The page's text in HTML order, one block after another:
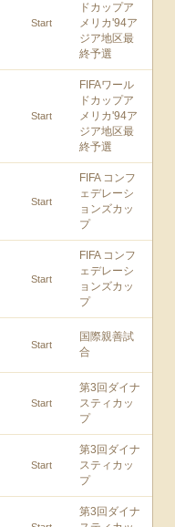
Start
ドカップア
メリカ'94ア
ジア地区最
終予選
Start
FIFAワール
ドカップア
メリカ'94ア
ジア地区最
終予選
Start
FIFA コンフ
ェデレーシ
ョンズカッ
プ
Start
FIFA コンフ
ェデレーシ
ョンズカッ
プ
Start
国際親善試
合
Start
第3回ダイナ
スティカッ
プ
Start
第3回ダイナ
スティカッ
プ
第3回ダイナ